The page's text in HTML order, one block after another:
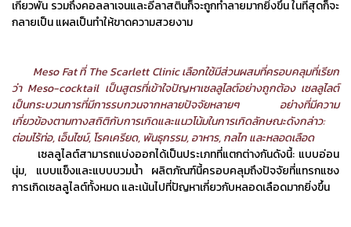
เกี่ยวพัน รวมถึงคอลลาเจนและอีลาสตินก็จะถูกทำลายมากยิ่งขึ้น ในที่สุดก็จะ
กลายเป็น แผลเป็นทำให้ขาดความสวยงาม
Meso Fat ที่ The Scarlett Clinic เลือกใช้มีส่วนผสมที่ครอบคลุมที่เรียก
ว่า Meso-cocktail เป็นสูตรที่เข้าใจปัญหาเซลลูไลต์อย่างถูกต้อง เซลลูไลต์
เป็นกระบวนการที่มีการรบกวนจากหลายปัจจัยหลายๆ อย่างที่มีความ
เกี่ยวข้องตามทางสถิติกับการเกิดและแนวโน้มในการเกิดลักษณะดังกล่าว:
ต่อมไร้ท่อ, เอ็นไซม์, โรคเครียด, พันธุกรรม, อาหาร, กลไก และหลอดเลือด
เซลลูไลต์สามารถแบ่งออกได้เป็นประเภทที่แตกต่างกันดังนี้: แบบอ่อน
นุ่ม, แบบแข็งและแบบบวมน้ำ ผลิตภัณฑ์นี้ครอบคลุมถึงปัจจัยที่แทรกแซง
การเกิดเซลลูไลต์ทั้งหมด และเน้นไปที่ปัญหาเกี่ยวกับหลอดเลือดมากยิ่งขึ้น